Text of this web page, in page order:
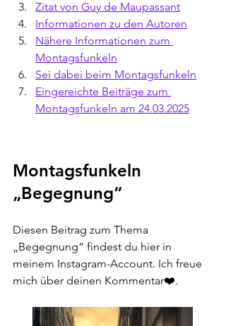
Zitat von Guy de Maupassant
Informationen zu den Autoren
Nähere Informationen zum
Montagsfunkeln
Sei dabei beim Montagsfunkeln
Eingereichte Beiträge zum
Montagsfunkeln am 24.03.2025
Montagsfunkeln
„Begegnung“
Diesen Beitrag zum Thema
„Begegnung“ findest du hier in
meinem Instagram-Account. Ich freue
mich über deinen Kommentar❤️.